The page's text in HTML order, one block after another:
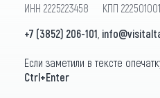
ИНН 2225223458 КПП
+7 (3852) 206-101
Если заметили в тексте
Ctrl+Enter